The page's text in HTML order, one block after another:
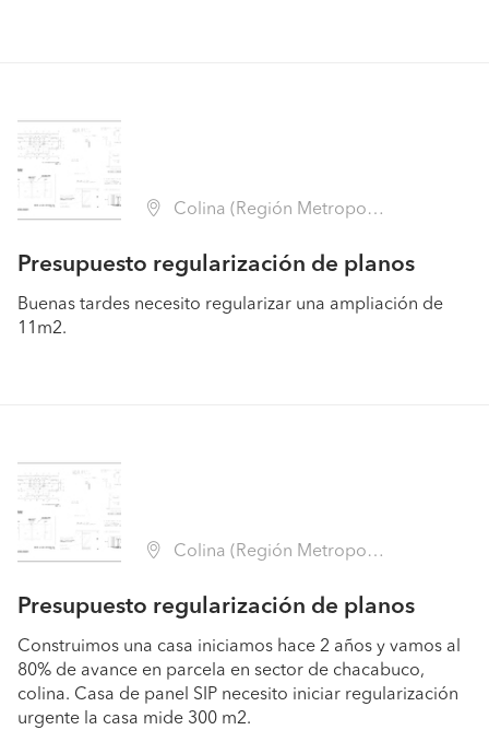
Colina (Región Metropolitana - Chacabuco)
Presupuesto regularización de planos
Buenas tardes necesito regularizar una ampliación de
11m2.
Colina (Región Metropolitana - Chacabuco)
Presupuesto regularización de planos
Construimos una casa iniciamos hace 2 años y vamos al
80% de avance en parcela en sector de chacabuco,
colina. Casa de panel SIP necesito iniciar regularización
urgente la casa mide 300 m2.